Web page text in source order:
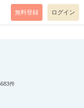
level=notice
無料登録 ログイン
件